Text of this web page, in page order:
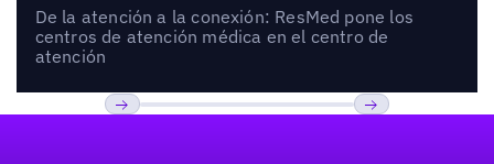
De la atención a la conexión: ResMed pone los
centros de atención médica en el centro de
atención